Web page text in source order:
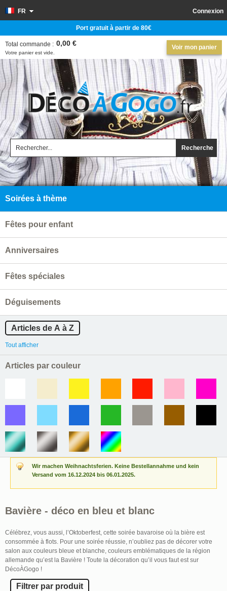
Recherche
Connexion
FR
Voir mon panier
Votre panier est vide.
Total commande : 0,00 €
Port gratuit à partir de 80€
Wir machen Weihnachtsferien. Keine Bestellannahme und kein
Versand vom 16.12.2024 bis 06.01.2025.
Bavière - déco en bleu et blanc
Célébrez, vous aussi, l’Oktoberfest, cette soirée bavaroise où la bière est
consommée à flots. Pour une soirée réussie, n’oubliez pas de décorer votre
salon aux couleurs bleue et blanche, couleurs emblématiques de la région
allemande qu’est la Bavière ! Toute la décoration qu’il vous faut est sur
DécoÀGogo !
Filtrer par produit
Soirées à thème
Fêtes pour enfant
Anniversaires
Fêtes spéciales
Déguisements
Articles de A à Z
Tout afficher
Articles par couleur